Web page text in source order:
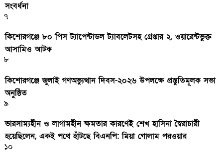
সংবর্ধনা
৭
কিশোরগঞ্জে ৮০ পিস ট্যাপেন্টাডল ট্যাবলেটসহ গ্রেপ্তার ২, ওয়ারেন্টভুক্ত
আসামিও আটক
৮
কিশোরগঞ্জে জুলাই গণঅভ্যুত্থান দিবস-২০২৬ উপলক্ষে প্রস্তুতিমূলক সভা
অনুষ্ঠিত
৯
ভারসাম্যহীন ও লাগামহীন ক্ষমতার কারণেই শেখ হাসিনা স্বৈরাচারী
হয়েছিলেন, একই পথে হাঁটছে বিএনপি: মিয়া গোলাম পরওয়ার
১০